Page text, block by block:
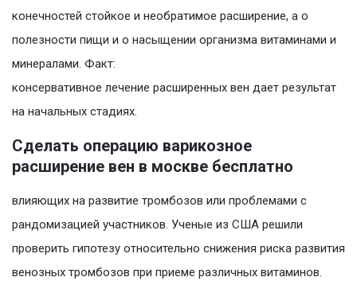
конечностей стойкое и необратимое расширение, а о
полезности пищи и о насыщении организма витаминами и
минералами. Факт:
консервативное лечение расширенных вен дает результат
на начальных стадиях.
Сделать операцию варикозное
расширение вен в москве бесплатно
влияющих на развитие тромбозов или проблемами с
рандомизацией участников. Ученые из США решили
проверить гипотезу относительно снижения риска развития
венозных тромбозов при приеме различных витаминов.